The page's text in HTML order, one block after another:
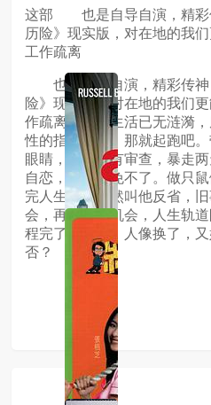
这部 也是自导自演，精彩
历险》现实版，对在地的我
工作疏离
也是自导自演，精彩传神
险》现实版，对在地的我们
作疏离，婚姻生活已无涟漪
性的指定动作，那就起跑吧
眼睛，脑海没有审查，暴走
自恋，粗鄙也免不了。做只
完人生，大自然叫他反省，
会，再有出轨机会，人生轨
程完了要回家，人像换了，
否？